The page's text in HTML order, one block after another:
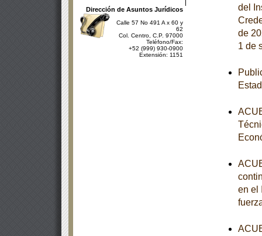
Dirección de Asuntos Jurídicos
Calle 57 No 491 A x 60 y
62
Col. Centro, C.P. 97000
Teléfono/Fax:
+52 (999) 930-0900
Extensión: 1151
del
de
1 de
en el